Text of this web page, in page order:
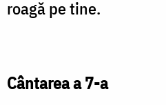
roagă pe tine.
Cântarea a 7-a